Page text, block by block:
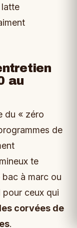
au
du « zéro
de
te
à marc ou
pour ceux qui
corvées de
.